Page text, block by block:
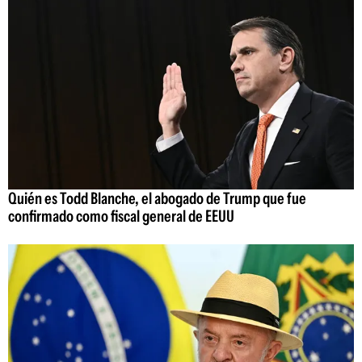
Quién es Todd Blanche, el abogado de Trump que fue
confirmado como fiscal general de EEUU